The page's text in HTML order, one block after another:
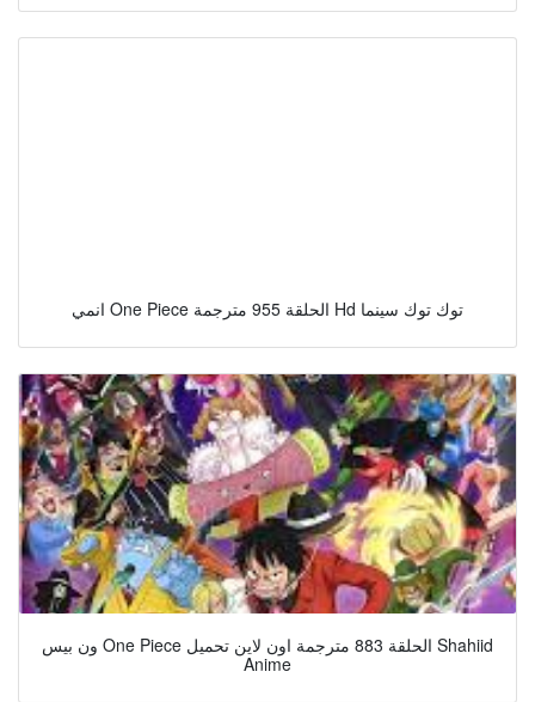
انمي One Piece الحلقة 955 مترجمة Hd توك توك سينما
ون بيس One Piece الحلقة 883 مترجمة اون لاين تحميل Shahiid
Anime